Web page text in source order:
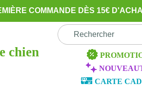
COMMANDE DÈS 15€
chien
CARTE